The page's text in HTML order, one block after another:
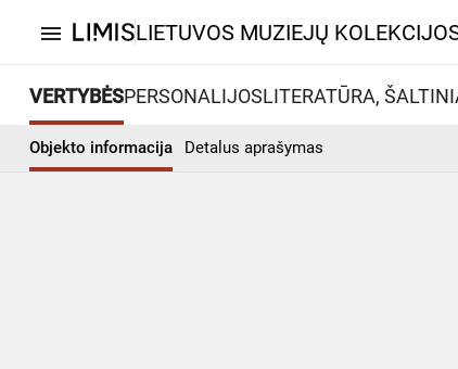
menu LIETUVOS MUZIEJŲ
VERTYBĖSPERSONALIJOSLITERATŪRA,
Objekto informacija Detalus aprašymas